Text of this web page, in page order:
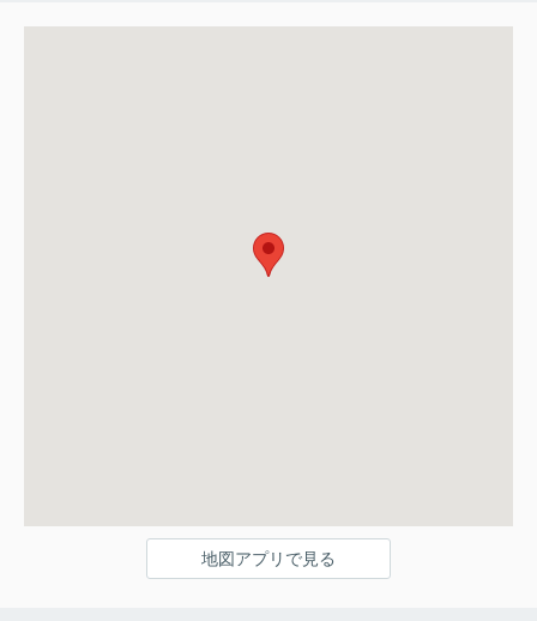
地図アプリで見る